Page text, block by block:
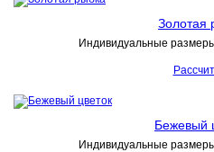
Золотая
Индивидуальные
Бежевый
Индивидуальные